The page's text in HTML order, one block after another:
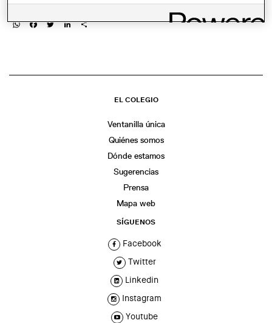
WhatsApp
Facebook
TwitterLinkedIn
Share
EL COLEGIO
Ventanilla única
Quiénes somos
Dónde estamos
Sugerencias
Prensa
Mapa web
SÍGUENOS
Facebook
Twitter
Linkedin
Instagram
Youtube